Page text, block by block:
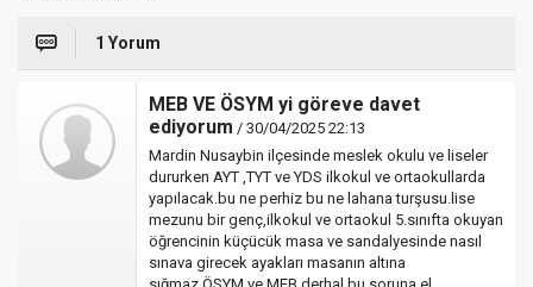
1 Yorum
MEB VE ÖSYM yi göreve davet
ediyorum / 30/04/2025 22:13
Mardin Nusaybin ilçesinde meslek okulu ve liseler
dururken AYT ,TYT ve YDS ilkokul ve ortaokullarda
yapılacak.bu ne perhiz bu ne lahana turşusu.lise
mezunu bir genç,ilkokul ve ortaokul 5.sınıfta okuyan
öğrencinin küçücük masa ve sandalyesinde nasıl
sınava girecek ayakları masanın altına